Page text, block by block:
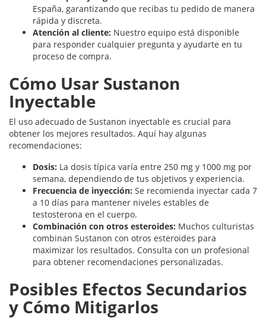
España, garantizando que recibas tu pedido de manera
rápida y discreta.
Atención al cliente: Nuestro equipo está disponible
para responder cualquier pregunta y ayudarte en tu
proceso de compra.
Cómo Usar Sustanon
Inyectable
El uso adecuado de Sustanon inyectable es crucial para
obtener los mejores resultados. Aquí hay algunas
recomendaciones:
Dosis: La dosis típica varía entre 250 mg y 1000 mg por
semana, dependiendo de tus objetivos y experiencia.
Frecuencia de inyección: Se recomienda inyectar cada 7
a 10 días para mantener niveles estables de
testosterona en el cuerpo.
Combinación con otros esteroides: Muchos culturistas
combinan Sustanon con otros esteroides para
maximizar los resultados. Consulta con un profesional
para obtener recomendaciones personalizadas.
Posibles Efectos Secundarios
y Cómo Mitigarlos